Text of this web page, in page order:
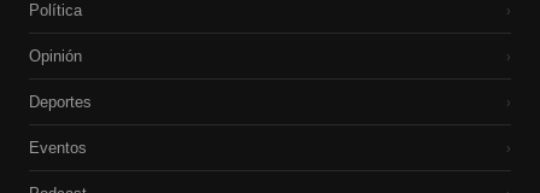
Política ›
Opinión ›
Deportes ›
Eventos ›